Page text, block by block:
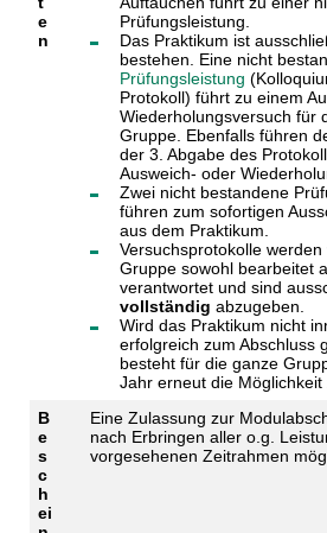
e
n
Prüfungsleistung.
Das Praktikum ist
bestehen. Eine nicht
Prüfungsleistung
Protokoll) führt zu einem
Wiederholungsversuch für
Gruppe. Ebenfalls führen
der 3. Abgabe des
Ausweich- oder
Zwei nicht bestandene
führen zum sofortigen
aus dem Praktikum.
Versuchsprotokolle
Gruppe sowohl bearbeitet
verantwortet und sind
vollständig abzugeben.
Wird das Praktikum nicht
erfolgreich zum Abschluss
besteht für die ganze
Jahr erneut die Möglichkeit
B
e
s
c
h
ei
Eine Zulassung zur
nach Erbringen aller o.g.
vorgesehenen Zeitrahmen